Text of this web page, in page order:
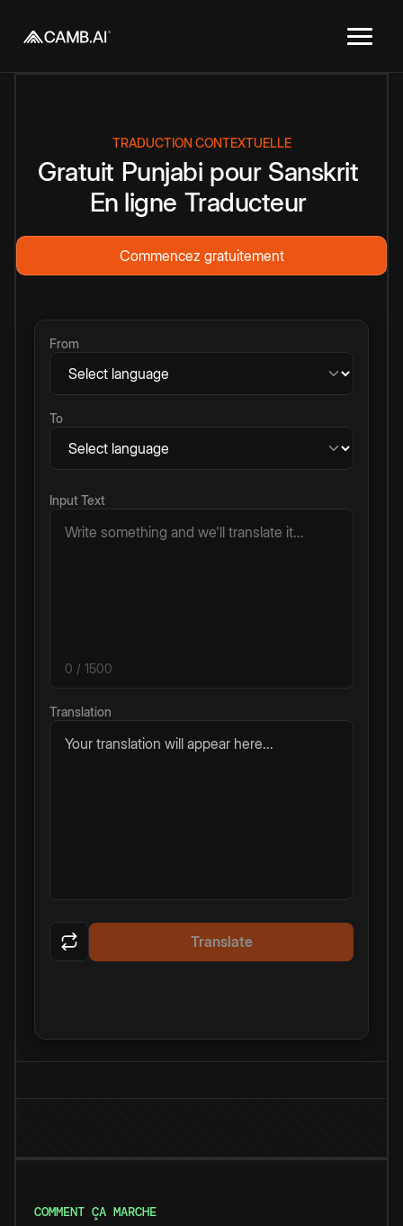
TRADUCTION CONTEXTUELLE
Gratuit Punjabi pour Sanskrit
En ligne Traducteur
Commencez gratuitement
From
To
Input Text
0 / 1500
Translation
Your translation will appear here...
Translate
COMMENT ÇA MARCHE